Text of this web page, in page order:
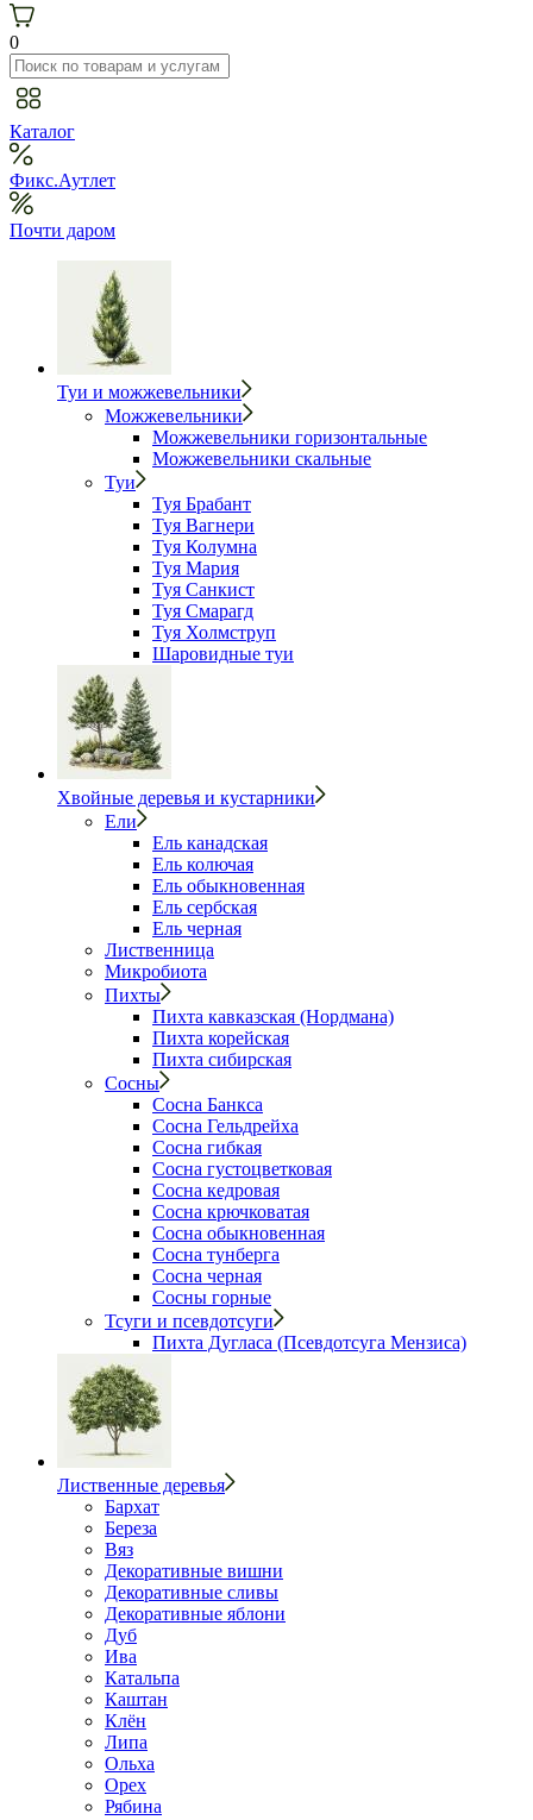
0
Каталог
Фикс.Аутлет
Почти даром
Туи и можжевельники
Можжевельники
Можжевельники горизонтальные
Можжевельники скальные
Туи
Туя Брабант
Туя Вагнери
Туя Колумна
Туя Мария
Туя Санкист
Туя Смарагд
Туя Холмструп
Шаровидные туи
Хвойные деревья и кустарники
Ели
Ель канадская
Ель колючая
Ель обыкновенная
Ель сербская
Ель черная
Лиственница
Микробиота
Пихты
Пихта кавказская (Нордмана)
Пихта корейская
Пихта сибирская
Сосны
Сосна Банкса
Сосна Гельдрейха
Сосна гибкая
Сосна густоцветковая
Сосна кедровая
Сосна крючковатая
Сосна обыкновенная
Сосна тунберга
Сосна черная
Сосны горные
Тсуги и псевдотсуги
Пихта Дугласа (Псевдотсуга Мензиса)
Лиственные деревья
Бархат
Береза
Вяз
Декоративные вишни
Декоративные сливы
Декоративные яблони
Дуб
Ива
Катальпа
Каштан
Клён
Липа
Ольха
Орех
Рябина